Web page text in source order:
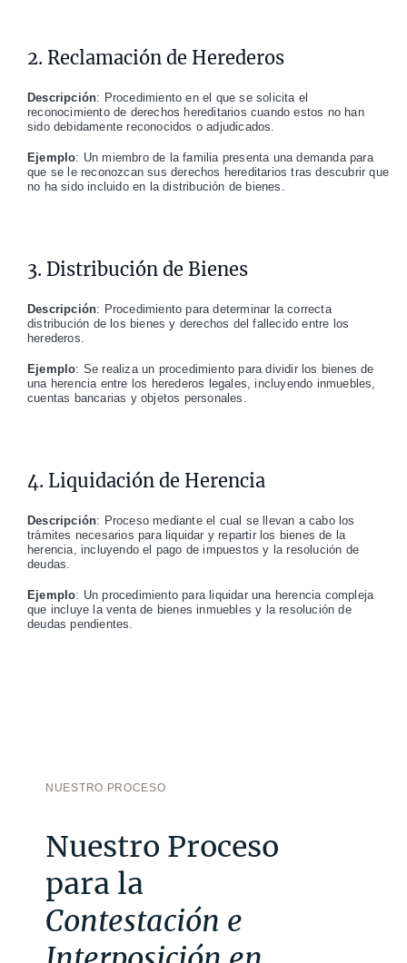
2. Reclamación de Herederos
Descripción: Procedimiento en el que se solicita el
reconocimiento de derechos hereditarios cuando estos no han
sido debidamente reconocidos o adjudicados.
Ejemplo: Un miembro de la familia presenta una demanda para
que se le reconozcan sus derechos hereditarios tras descubrir que
no ha sido incluido en la distribución de bienes.
3. Distribución de Bienes
Descripción: Procedimiento para determinar la correcta
distribución de los bienes y derechos del fallecido entre los
herederos.
Ejemplo: Se realiza un procedimiento para dividir los bienes de
una herencia entre los herederos legales, incluyendo inmuebles,
cuentas bancarias y objetos personales.
4. Liquidación de Herencia
Descripción: Proceso mediante el cual se llevan a cabo los
trámites necesarios para liquidar y repartir los bienes de la
herencia, incluyendo el pago de impuestos y la resolución de
deudas.
Ejemplo: Un procedimiento para liquidar una herencia compleja
que incluye la venta de bienes inmuebles y la resolución de
deudas pendientes.
NUESTRO PROCESO
Nuestro Proceso
para la
Contestación e